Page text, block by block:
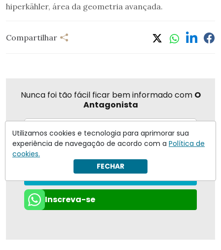
hiperkähler, área da geometria avançada.
Compartilhar
Nunca foi tão fácil ficar bem informado com O
Antagonista
Eu concordo em receber notificações | Para obter mais
informações reveja nossa
Enviar
Inscreva-se
Utilizamos cookies e tecnologia para aprimorar sua
experiência de navegação de acordo com a Política de
cookies.
FECHAR